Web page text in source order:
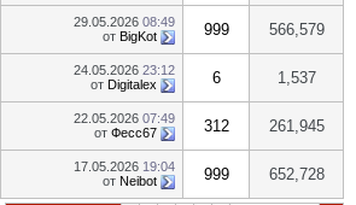
29.05.2026 08:49
от BigKot 999 566,579
24.05.2026 23:12
от Digitalex 6 1,537
22.05.2026 07:49
от Фесс67 312 261,945
17.05.2026 19:04
от Neibot 999 652,728